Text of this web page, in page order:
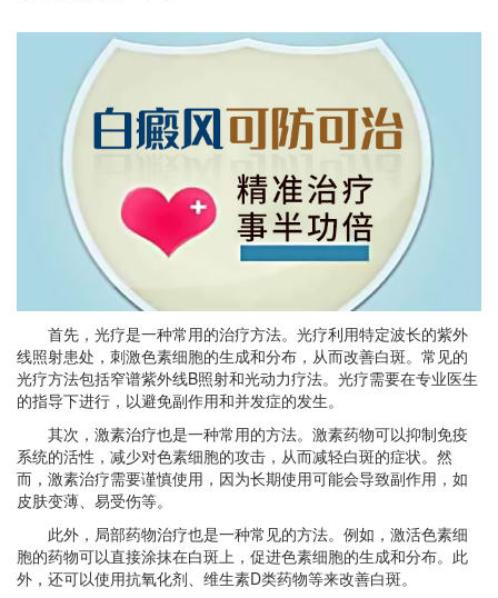
首先，光疗是一种常用的治疗方法。光疗利用特定波长的紫外
线照射患处，刺激色素细胞的生成和分布，从而改善白斑。常见的
光疗方法包括窄谱紫外线B照射和光动力疗法。光疗需要在专业医生
的指导下进行，以避免副作用和并发症的发生。
其次，激素治疗也是一种常用的方法。激素药物可以抑制免疫
系统的活性，减少对色素细胞的攻击，从而减轻白斑的症状。然
而，激素治疗需要谨慎使用，因为长期使用可能会导致副作用，如
皮肤变薄、易受伤等。
此外，局部药物治疗也是一种常见的方法。例如，激活色素细
胞的药物可以直接涂抹在白斑上，促进色素细胞的生成和分布。此
外，还可以使用抗氧化剂、维生素D类药物等来改善白斑。